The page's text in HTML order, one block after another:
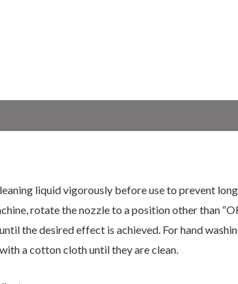
liquid vigorously before use to prevent
rotate the nozzle to a position other than
the desired effect is achieved. For hand
a cotton cloth until they are clean.